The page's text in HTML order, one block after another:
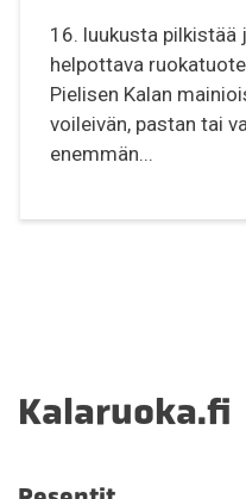
16. luukusta pilkistää
helpottava
Pielisen Kalan
voileivän, pastan tai
enemmän...
Kalaruoka.fi